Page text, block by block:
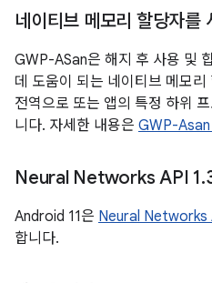
네이티브 메모리 할당자를
GWP-ASan은 해지 후 사용 및
데 도움이 되는 네이티브 메모
전역으로 또는 앱의 특정 하위
니다. 자세한 내용은 GWP-Asan
Neural Networks API 1.
Android 11은 Neural Networks
합니다.